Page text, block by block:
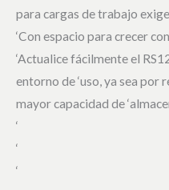
para cargas de trabajo
‘Con espacio para crecer
‘Actualice fácilmente el
entorno de ‘uso, ya sea por
mayor capacidad de
‘
‘
‘